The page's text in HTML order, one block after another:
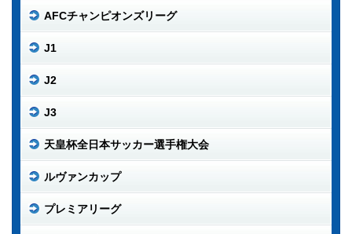
AFCチャンピオンズリーグ
J1
J2
J3
天皇杯全日本サッカー選手権大会
ルヴァンカップ
プレミアリーグ